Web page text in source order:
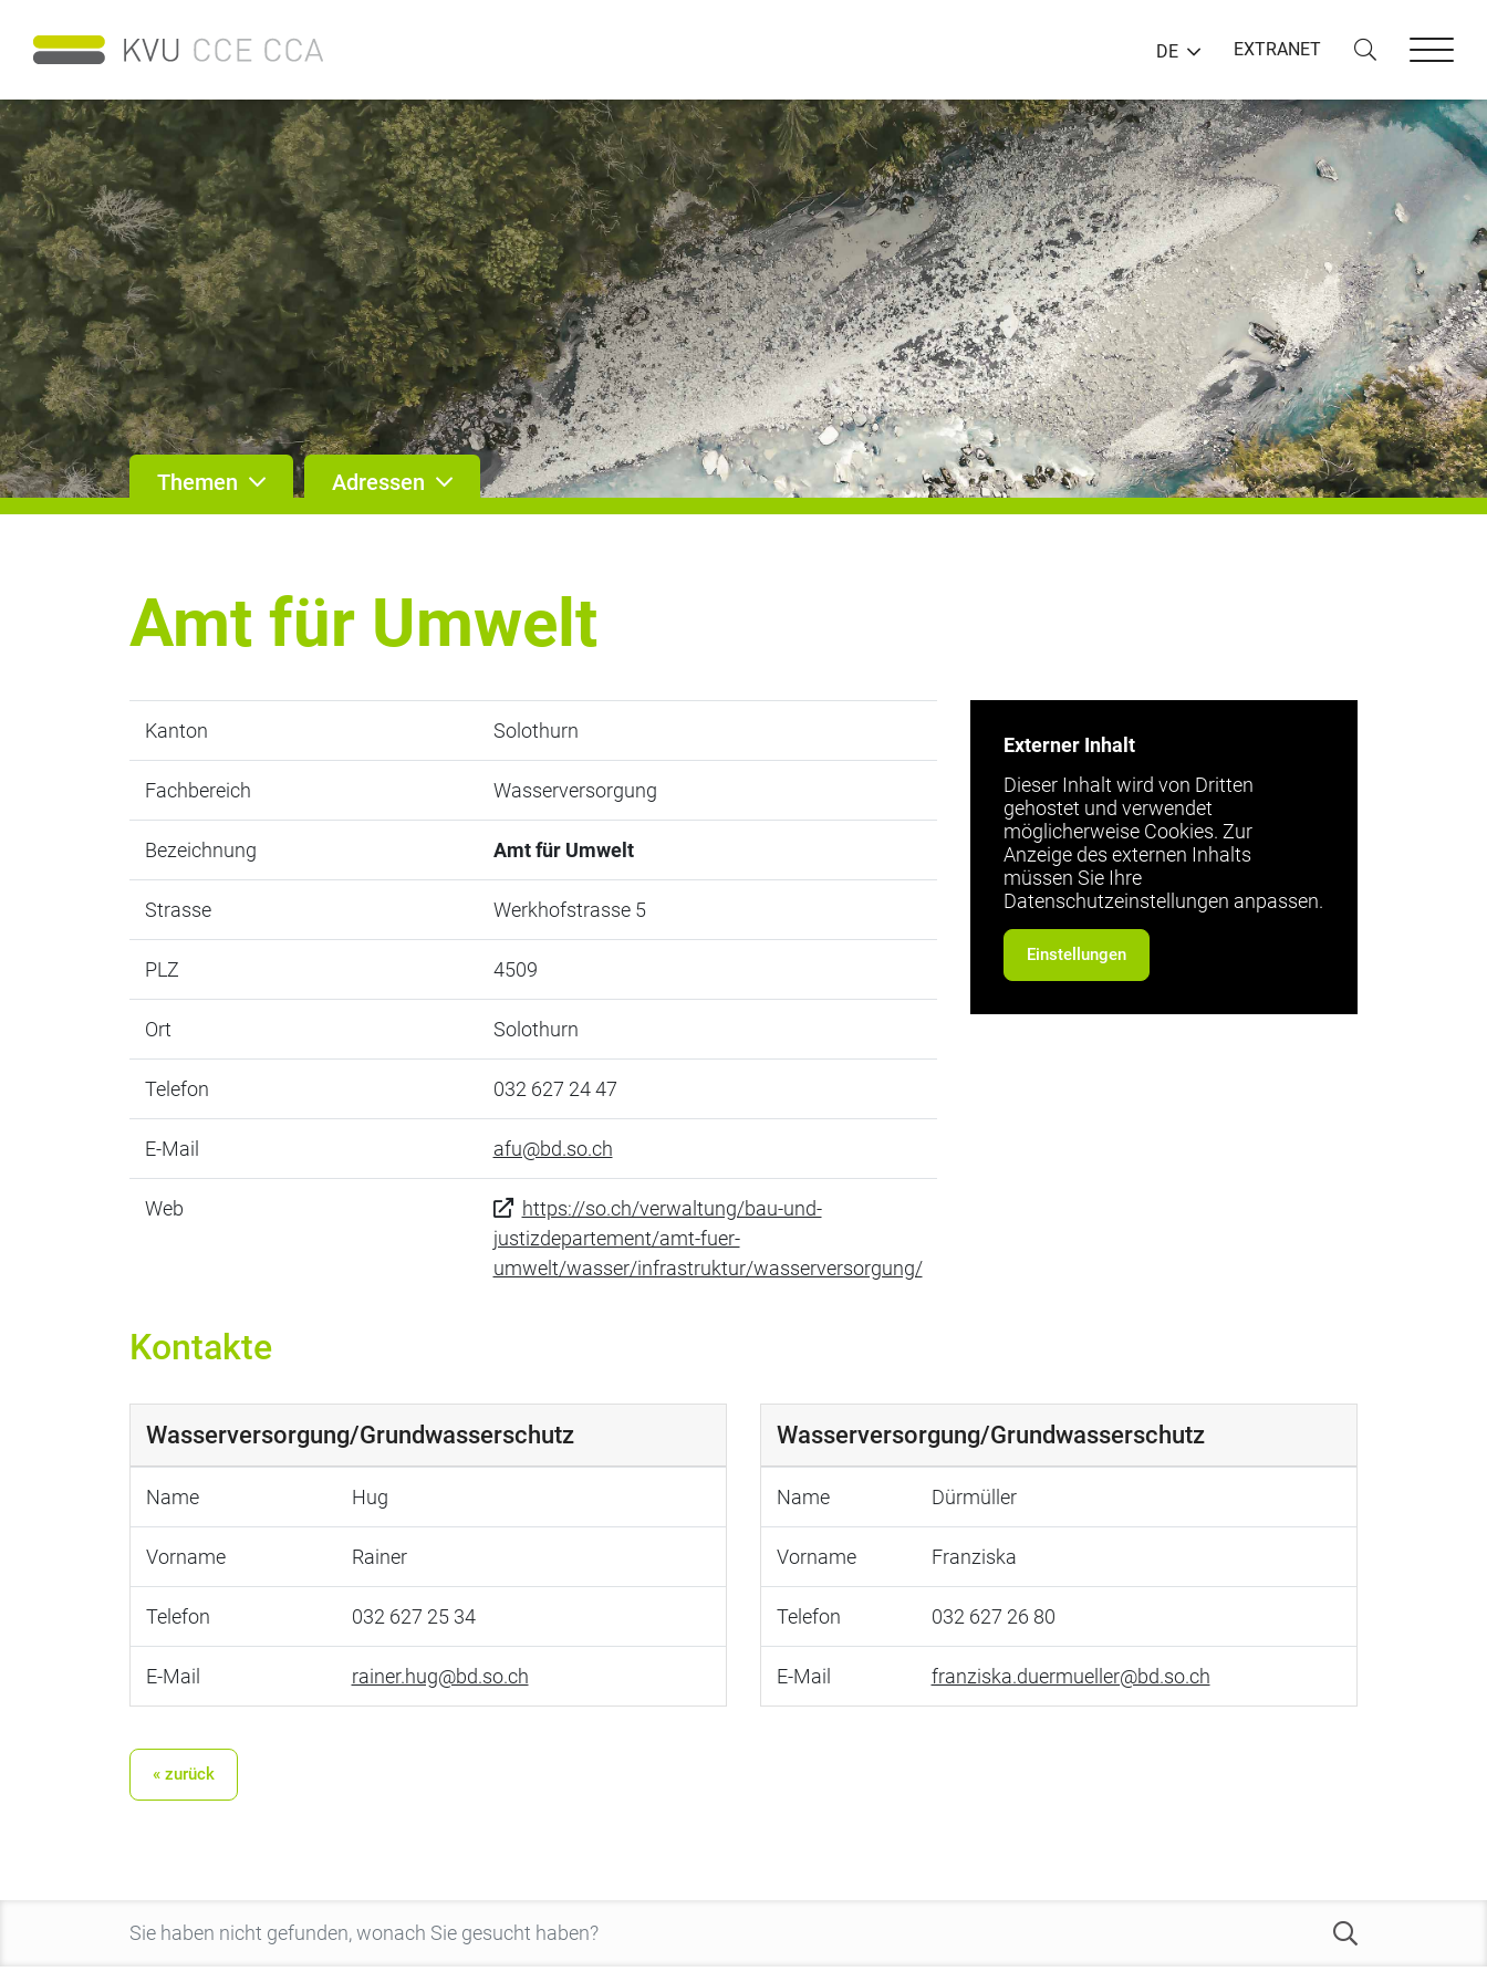
DE EXTRANET
Themen Adressen
Amt für Umwelt
Kanton Solothurn
Fachbereich Wasserversorgung
Bezeichnung Amt für Umwelt
Strasse Werkhofstrasse 5
PLZ 4509
Ort Solothurn
Telefon 032 627 24 47
E-Mail afu@bd.so.ch
Web
https://so.ch/verwaltung/bau-und-
justizdepartement/amt-fuer-
umwelt/wasser/infrastruktur/wasserversorgung/
Externer Inhalt
Dieser Inhalt wird von Dritten
gehostet und verwendet
möglicherweise Cookies. Zur
Anzeige des externen Inhalts
müssen Sie Ihre
Datenschutzeinstellungen anpassen.
Einstellungen
Kontakte
Wasserversorgung/Grundwasserschutz
Name Hug
Vorname Rainer
Telefon 032 627 25 34
E-Mail rainer.hug@bd.so.ch
Wasserversorgung/Grundwasserschutz
Name Dürmüller
Vorname Franziska
Telefon 032 627 26 80
E-Mail franziska.duermueller@bd.so.ch
« zurück